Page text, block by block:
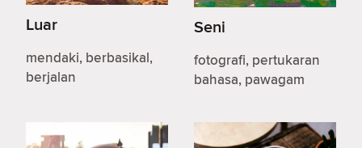
Luar
mendaki, berbasikal,
berjalan
Seni
fotografi, pertukaran
bahasa, pawagam